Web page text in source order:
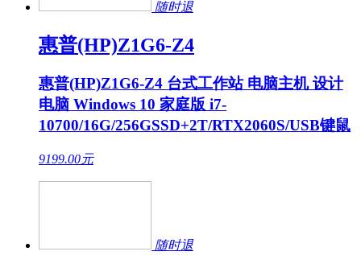
随时退
惠普(HP)Z1G6-Z4
惠普(HP)Z1G6-Z4 台式工作站 电脑主机 设计
电脑 Windows 10 家庭版 i7-
10700/16G/256GSSD+2T/RTX2060S/USB键鼠
9199.00元
随时退